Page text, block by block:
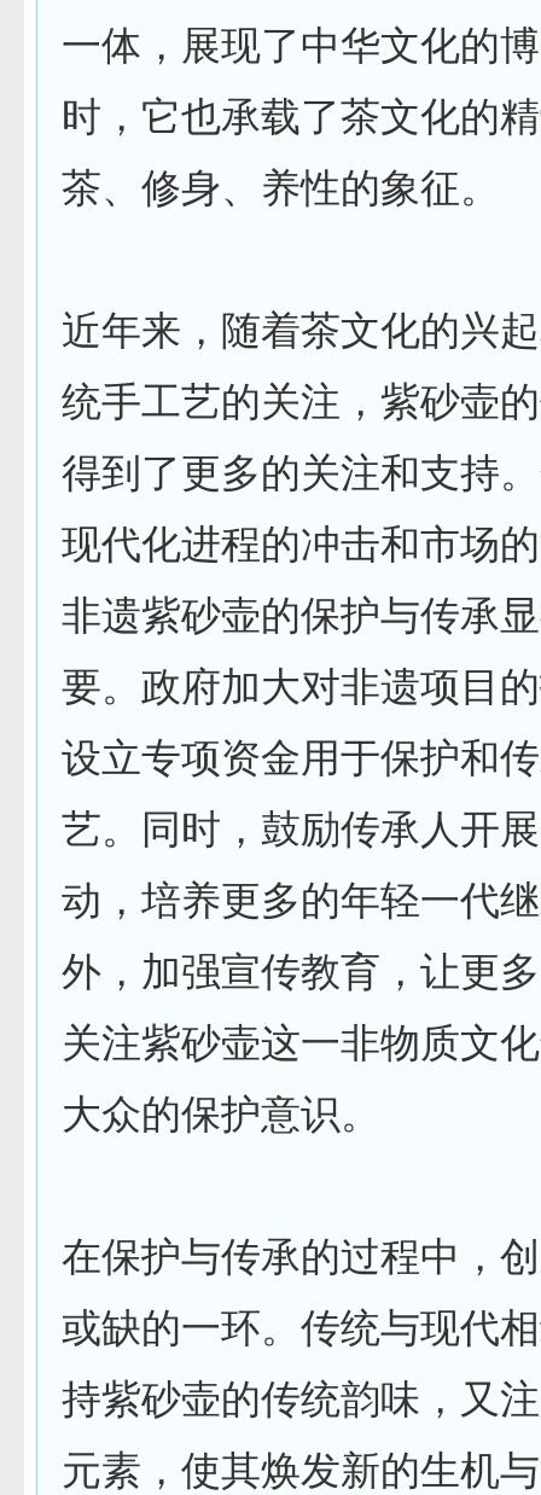
一体，展现了中华文化的
时，它也承载了茶文化的
茶、修身、养性的象征。
近年来，随着茶文化的兴
统手工艺的关注，紫砂壶
得到了更多的关注和支持
现代化进程的冲击和市场
非遗紫砂壶的保护与传承
要。政府加大对非遗项目
设立专项资金用于保护和
艺。同时，鼓励传承人开
动，培养更多的年轻一代
外，加强宣传教育，让更
关注紫砂壶这一非物质文
大众的保护意识。
在保护与传承的过程中，
或缺的一环。传统与现代
持紫砂壶的传统韵味，又
元素，使其焕发新的生机